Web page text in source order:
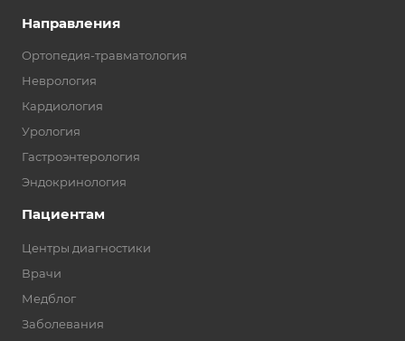
Направления
Ортопедия-травматология
Неврология
Кардиология
Урология
Гастроэнтерология
Эндокринология
Пациентам
Центры диагностики
Врачи
Медблог
Заболевания